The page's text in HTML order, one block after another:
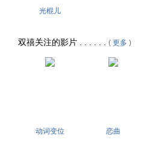
光棍儿
双禧关注的影片 . . . . . . ( 更多 )
动词变位 恋曲